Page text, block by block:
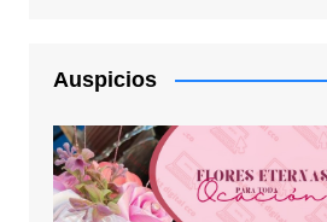
Auspicios